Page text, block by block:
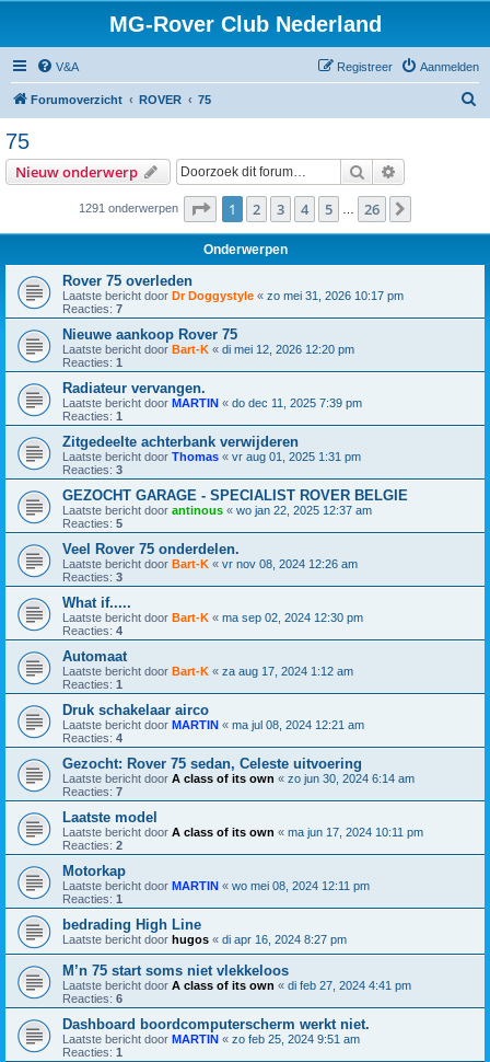
MG-Rover Club Nederland
V&A Aanmelden
Registreer
Forumoverzicht ROVER 75
75
Nieuw onderwerp Zoek
1291 onderwerpen Pagina van 26
1 2 3 4 5 26
Onderwerpen
Rover 75 overleden
Laatste bericht door Dr Doggystyle « zo mei 31, 2026 10:17 pm
Reacties: 7
Nieuwe aankoop Rover 75
Laatste bericht door Bart-K « di mei 12, 2026 12:20 pm
Reacties: 1
Radiateur vervangen.
Laatste bericht door MARTIN « do dec 11, 2025 7:39 pm
Reacties: 1
Zitgedeelte achterbank verwijderen
Laatste bericht door Thomas « vr aug 01, 2025 1:31 pm
Reacties: 3
GEZOCHT GARAGE - SPECIALIST ROVER BELGIE
Laatste bericht door antinous « wo jan 22, 2025 12:37 am
Reacties: 5
Veel Rover 75 onderdelen.
Laatste bericht door Bart-K « vr nov 08, 2024 12:26 am
Reacties: 3
What if.....
Laatste bericht door Bart-K « ma sep 02, 2024 12:30 pm
Reacties: 4
Automaat
Laatste bericht door Bart-K « za aug 17, 2024 1:12 am
Reacties: 1
Druk schakelaar airco
Laatste bericht door MARTIN « ma jul 08, 2024 12:21 am
Reacties: 4
Gezocht: Rover 75 sedan, Celeste uitvoering
Laatste bericht door A class of its own « zo jun 30, 2024 6:14 am
Reacties: 7
Laatste model
Laatste bericht door A class of its own « ma jun 17, 2024 10:11 pm
Reacties: 2
Motorkap
Laatste bericht door MARTIN « wo mei 08, 2024 12:11 pm
Reacties: 1
bedrading High Line
Laatste bericht door hugos « di apr 16, 2024 8:27 pm
M’n 75 start soms niet vlekkeloos
Laatste bericht door A class of its own « di feb 27, 2024 4:41 pm
Reacties: 6
Dashboard boordcomputerscherm werkt niet.
Laatste bericht door MARTIN « zo feb 25, 2024 9:51 am
Reacties: 1